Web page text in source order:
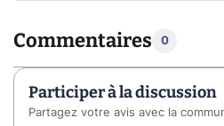
Commentaires 0
Participer à la discussion
Partagez votre avis avec la